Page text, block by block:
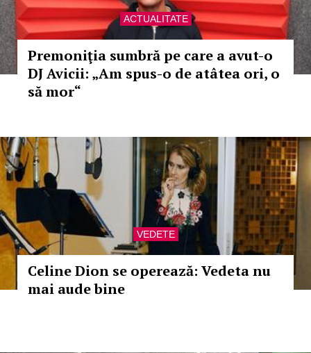
ACTUALITATE
Premoniţia sumbră pe care a avut-o
DJ Avicii: „Am spus-o de atâtea ori, o
să mor“
VEDETE
Celine Dion se operează: Vedeta nu
mai aude bine